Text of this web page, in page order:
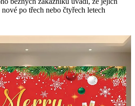
po třech nebo čtyřech letech